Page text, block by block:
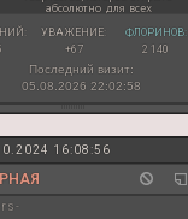
абсолютно для всех
УВАЖЕНИЕ:
+67
ФЛОРИНОВ:
2 140
Последний визит:
05.08.2026 22:02:58
16:08:56